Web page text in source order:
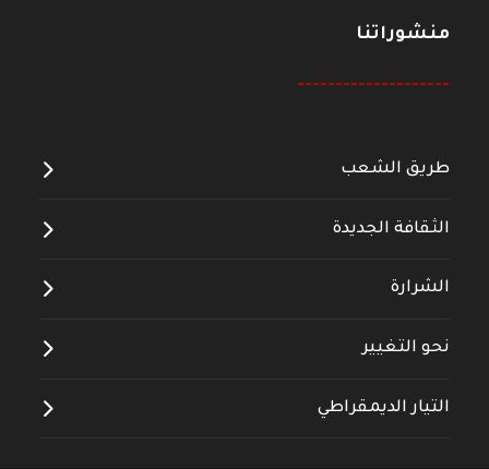
منشوراتنا
--------------------
طريق الشعب
الثقافة الجديدة
الشرارة
نحو التغيير
التيار الديمقراطي